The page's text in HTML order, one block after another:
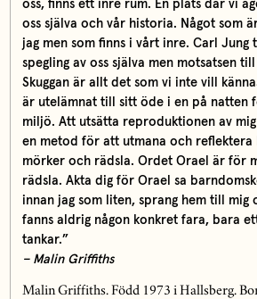
oss, finns ett inre rum. En plats där vi
oss själva och vår historia. Något som
jag men som finns i vårt inre. Carl Jung
spegling av oss själva men motsatsen
Skuggan är allt det som vi inte vill
är utelämnat till sitt öde i en på natten
miljö. Att utsätta reproduktionen av
en metod för att utmana och reflektera
mörker och rädsla. Ordet Orael är för
rädsla. Akta dig för Orael sa
innan jag som liten, sprang hem till mig
fanns aldrig någon konkret fara, bara
tankar.”
– Malin Griffiths
Malin Griffiths. Född 1973 i Hallsberg.